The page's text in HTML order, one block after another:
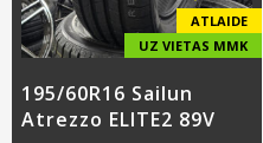
ATLAIDE
UZ VIETAS MMK
195/60R16 Sailun
Atrezzo ELITE2 89V